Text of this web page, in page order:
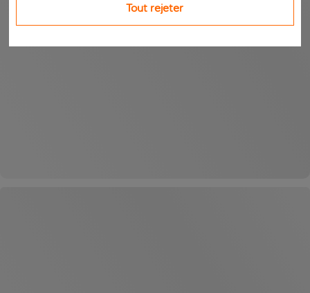
Tout rejeter